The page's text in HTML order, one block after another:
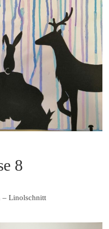
8
– Linolschnitt